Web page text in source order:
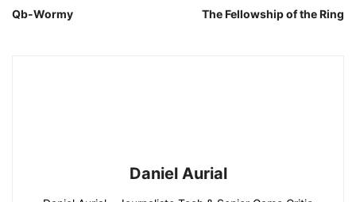
Qb-Wormy The Fellowship of the Ring
Daniel Aurial